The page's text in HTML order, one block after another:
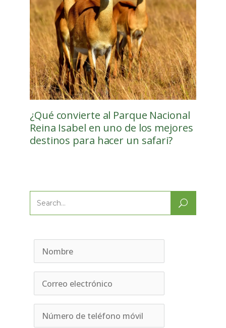
¿Qué convierte al Parque Nacional
Reina Isabel en uno de los mejores
destinos para hacer un safari?
Search